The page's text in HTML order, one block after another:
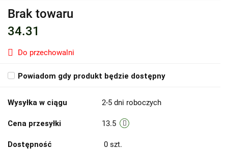
Brak towaru
34.31
Do przechowalni
Powiadom gdy produkt będzie dostępny
Wysyłka w ciągu 2-5 dni roboczych
Cena przesyłki 13.5
Dostępność 0 szt.